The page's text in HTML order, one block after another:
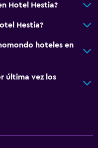
Hotel Hestia?
Hestia?
hoteles en
última vez los